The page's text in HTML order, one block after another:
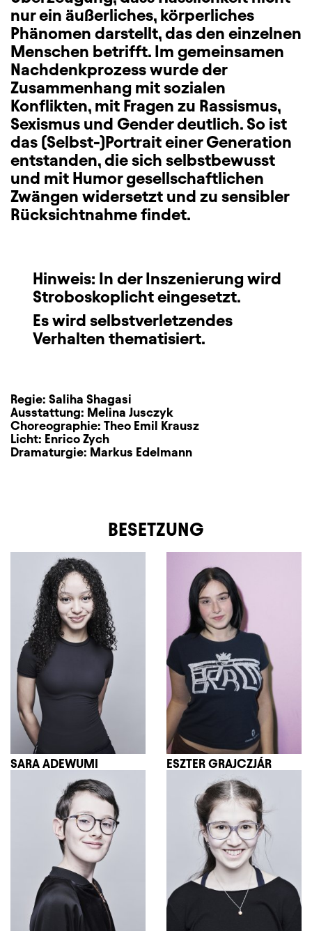
nur ein äußerliches, körperliches
Phänomen darstellt, das den einzelnen
Menschen betrifft. Im gemeinsamen
Nachdenkprozess wurde der
Zusammenhang mit sozialen
Konflikten, mit Fragen zu Rassismus,
Sexismus und Gender deutlich. So ist
das (Selbst-)Portrait einer Generation
entstanden, die sich selbstbewusst
und mit Humor gesellschaftlichen
Zwängen widersetzt und zu sensibler
Rücksichtnahme findet.
Hinweis: In der Inszenierung wird
Stroboskoplicht eingesetzt.
Es wird selbstverletzendes
Verhalten thematisiert.
Regie: Saliha Shagasi
Ausstattung: Melina Jusczyk
Choreographie: Theo Emil Krausz
Licht: Enrico Zych
Dramaturgie: Markus Edelmann
BESETZUNG
SARA ADEWUMI ESZTER GRAJCZJÁR